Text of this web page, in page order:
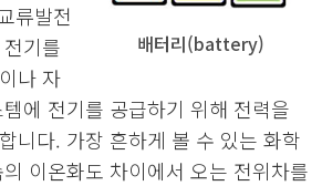
배터리(battery)
류발전
기를
나 자
에 전기를 공급하기 위해 전력을
니다. 가장 흔하게 볼 수 있는 화학
이온화도 차이에서 오는 전위차를